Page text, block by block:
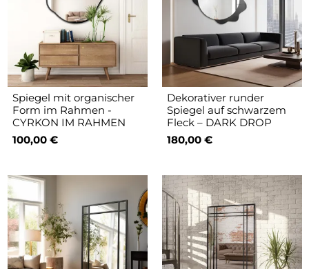
Spiegel mit organischer
Form im Rahmen -
CYRKON IM RAHMEN
100,00 €
Dekorativer runder
Spiegel auf schwarzem
Fleck – DARK DROP
180,00 €